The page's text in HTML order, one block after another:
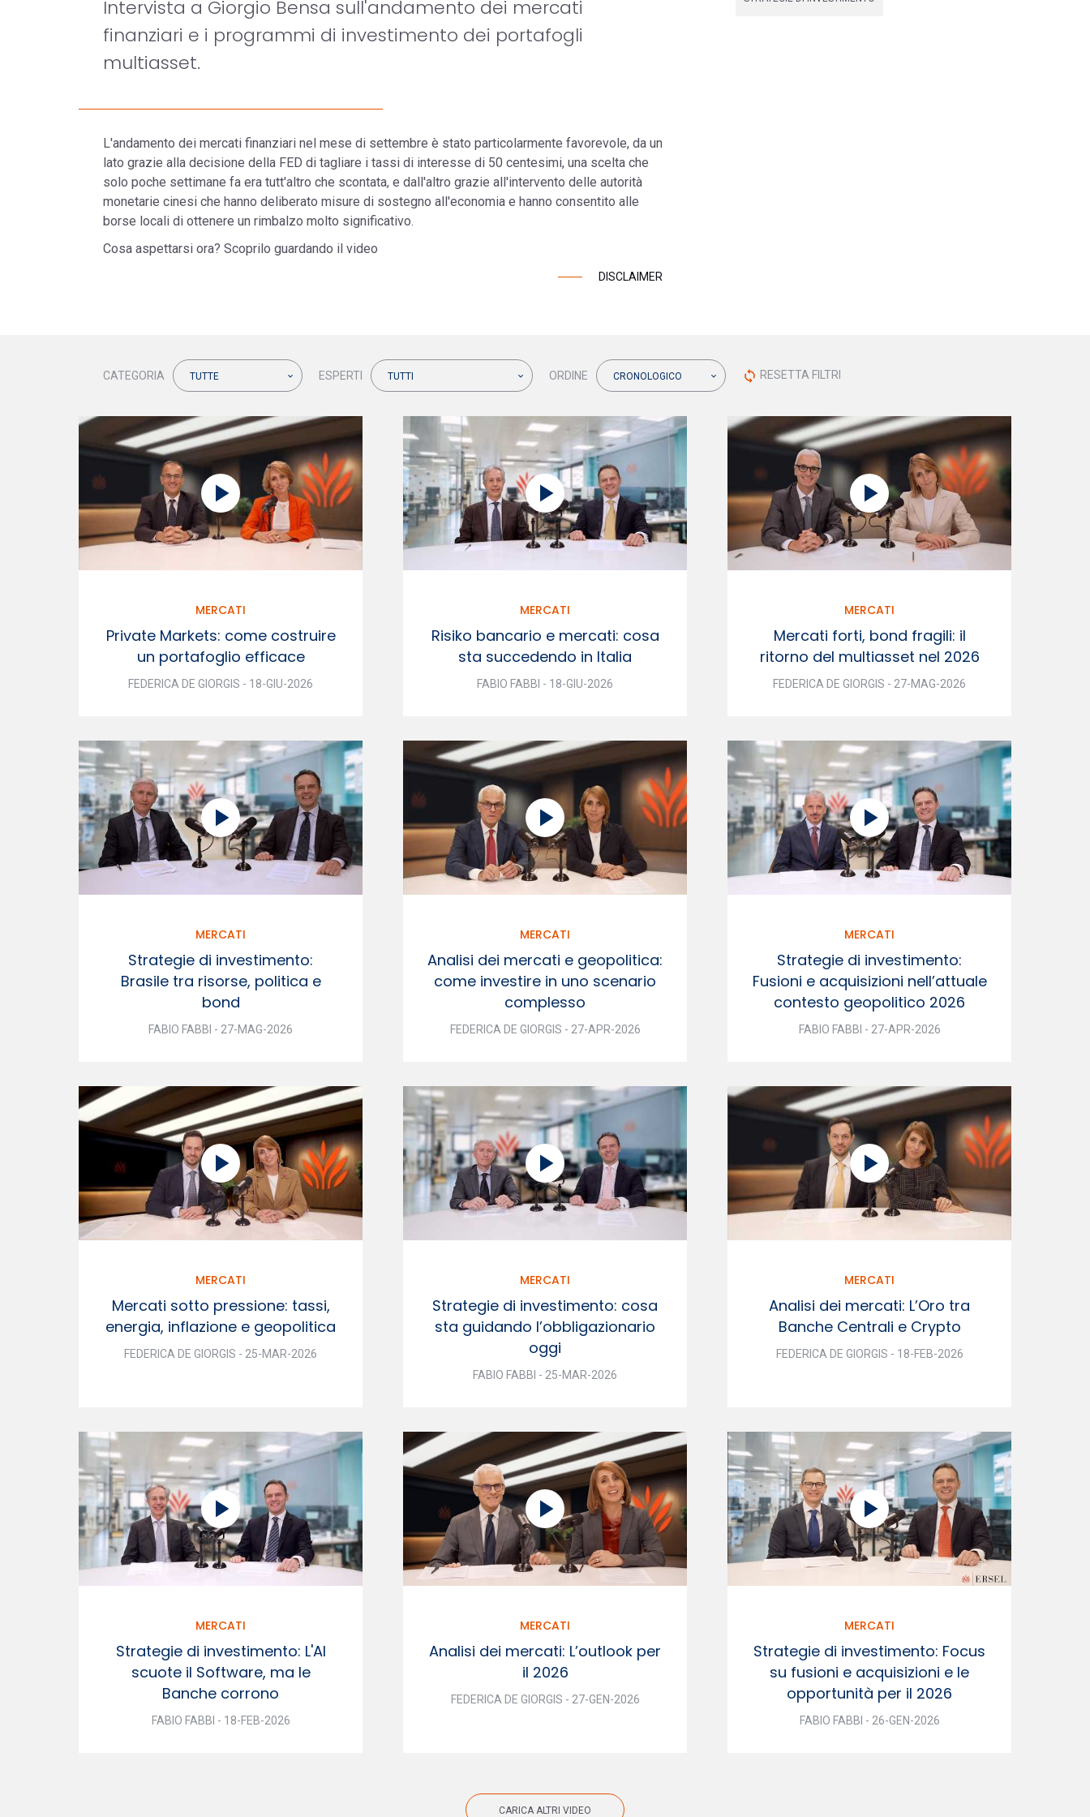
Intervista a Giorgio Bensa sull'andamento dei mercati
finanziari e i programmi di investimento dei portafogli
multiasset.
L'andamento dei mercati finanziari nel mese di settembre è stato particolarmente favorevole, da un
lato grazie alla decisione della FED di tagliare i tassi di interesse di 50 centesimi, una scelta che
solo poche settimane fa era tutt'altro che scontata, e dall'altro grazie all'intervento delle autorità
monetarie cinesi che hanno deliberato misure di sostegno all'economia e hanno consentito alle
borse locali di ottenere un rimbalzo molto significativo.
Cosa aspettarsi ora? Scoprilo guardando il video
DISCLAIMER
CATEGORIA TUTTE ESPERTI TUTTI ORDINE CRONOLOGICO sync RESETTA FILTRI
MERCATI
Private Markets: come costruire
un portafoglio efficace
FEDERICA DE GIORGIS - 18-GIU-2026
MERCATI
Risiko bancario e mercati: cosa
sta succedendo in Italia
FABIO FABBI - 18-GIU-2026
MERCATI
Mercati forti, bond fragili: il
ritorno del multiasset nel 2026
FEDERICA DE GIORGIS - 27-MAG-2026
MERCATI
Strategie di investimento:
Brasile tra risorse, politica e
bond
FABIO FABBI - 27-MAG-2026
MERCATI
Analisi dei mercati e geopolitica:
come investire in uno scenario
complesso
FEDERICA DE GIORGIS - 27-APR-2026
MERCATI
Strategie di investimento:
Fusioni e acquisizioni nell’attuale
contesto geopolitico 2026
FABIO FABBI - 27-APR-2026
MERCATI
Mercati sotto pressione: tassi,
energia, inflazione e geopolitica
FEDERICA DE GIORGIS - 25-MAR-2026
MERCATI
Strategie di investimento: cosa
sta guidando l’obbligazionario
oggi
FABIO FABBI - 25-MAR-2026
MERCATI
Analisi dei mercati: L’Oro tra
Banche Centrali e Crypto
FEDERICA DE GIORGIS - 18-FEB-2026
MERCATI
Strategie di investimento: L'AI
scuote il Software, ma le
Banche corrono
FABIO FABBI - 18-FEB-2026
MERCATI
Analisi dei mercati: L’outlook per
il 2026
FEDERICA DE GIORGIS - 27-GEN-2026
MERCATI
Strategie di investimento: Focus
su fusioni e acquisizioni e le
opportunità per il 2026
FABIO FABBI - 26-GEN-2026
CARICA ALTRI VIDEO